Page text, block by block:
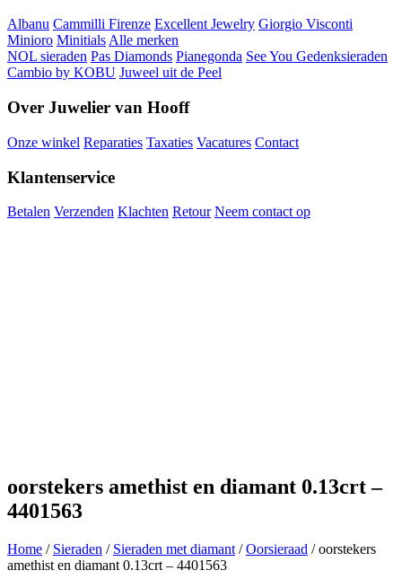
Albanu Cammilli Firenze Excellent Jewelry Giorgio Visconti
Minioro MinitialsAlle merken
NOL sieraden Pas Diamonds Pianegonda See You Gedenksieraden
Cambio by KOBU Juweel uit de Peel
Over Juwelier van Hooff
Onze winkel Reparaties Taxaties Vacatures Contact
Klantenservice
Betalen Verzenden Klachten Retour Neem contact op
oorstekers amethist en diamant 0.13crt –
4401563
Home / Sieraden / Sieraden met diamant /Oorsieraad / oorstekers
amethist en diamant 0.13crt – 4401563